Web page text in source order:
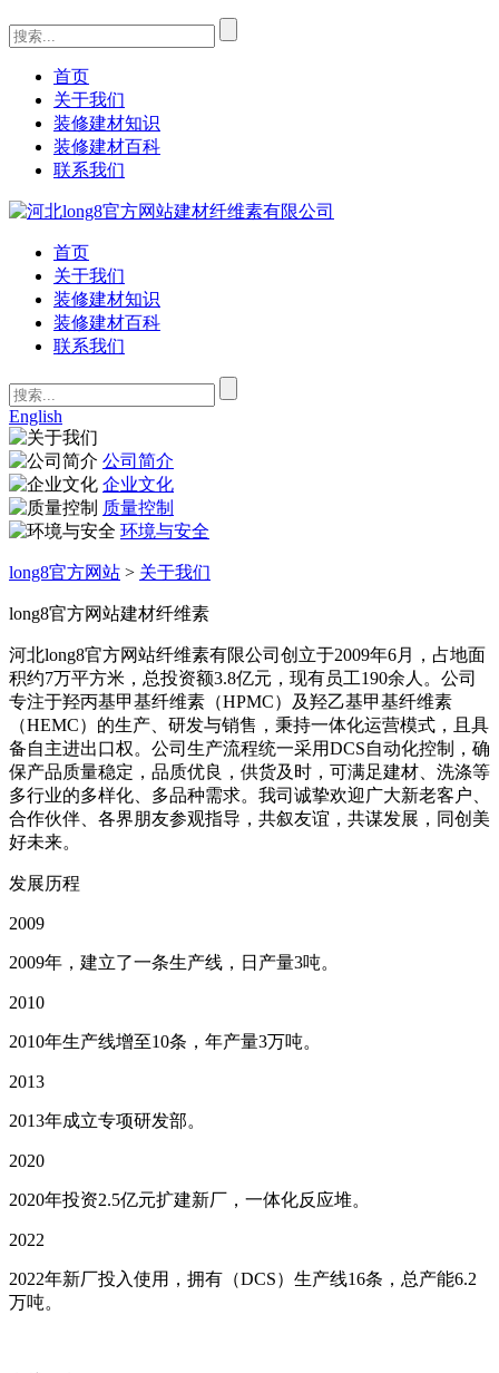
首页
关于我们
装修建材知识
装修建材百科
联系我们
首页
关于我们
装修建材知识
装修建材百科
联系我们
English
公司简介
企业文化
质量控制
环境与安全
long8官方网站 > 关于我们
long8官方网站建材纤维素
河北long8官方网站纤维素有限公司创立于2009年6月，占地面
积约7万平方米，总投资额3.8亿元，现有员工190余人。公司
专注于羟丙基甲基纤维素（HPMC）及羟乙基甲基纤维素
（HEMC）的生产、研发与销售，秉持一体化运营模式，且具
备自主进出口权。公司生产流程统一采用DCS自动化控制，确
保产品质量稳定，品质优良，供货及时，可满足建材、洗涤等
多行业的多样化、多品种需求。我司诚挚欢迎广大新老客户、
合作伙伴、各界朋友参观指导，共叙友谊，共谋发展，同创美
好未来。
发展历程
2009
2009年，建立了一条生产线，日产量3吨。
2010
2010年生产线增至10条，年产量3万吨。
2013
2013年成立专项研发部。
2020
2020年投资2.5亿元扩建新厂，一体化反应堆。
2022
2022年新厂投入使用，拥有（DCS）生产线16条，总产能6.2
万吨。